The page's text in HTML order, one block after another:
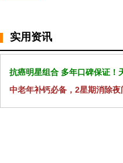
实用资讯
抗癌明星组合 多年口碑保证！
中老年补钙必备，2星期消除